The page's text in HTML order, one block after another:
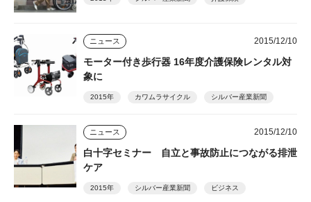
ニュース 2015/12/10
モーター付き歩行器 16年度介護保険レンタル対
象に
2015年 カワムラサイクル シルバー産業新聞
ニュース 2015/12/10
白十字セミナー 自立と事故防止につながる排泄
ケア
2015年 シルバー産業新聞 ビジネス